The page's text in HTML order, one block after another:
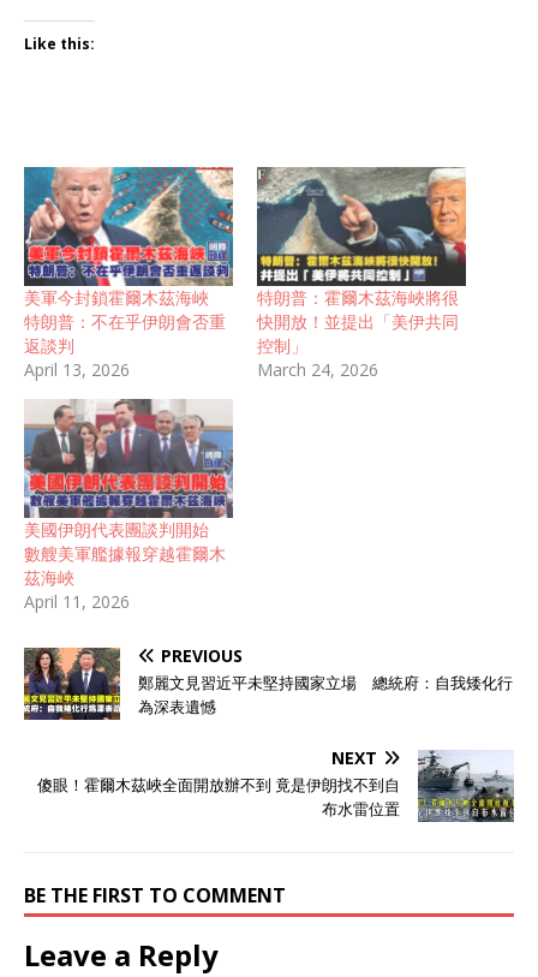
Like this:
美軍今封鎖霍爾木茲海峽
特朗普：不在乎伊朗會否重
返談判
April 13, 2026
特朗普：霍爾木茲海峽將很
快開放！並提出「美伊共同
控制」
March 24, 2026
美國伊朗代表團談判開始
數艘美軍艦據報穿越霍爾木
茲海峽
April 11, 2026
PREVIOUS
鄭麗文見習近平未堅持國家立場 總統府：自我矮化行
為深表遺憾
NEXT
傻眼！霍爾木茲峽全面開放辦不到 竟是伊朗找不到自
布水雷位置
BE THE FIRST TO COMMENT
Leave a Reply